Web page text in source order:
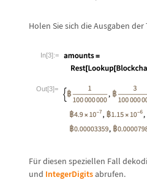
Holen Sie sich die Ausgaben
In[3]:=
Out[3]=
Für diesen speziellen Fall
und IntegerDigitsabrufen.